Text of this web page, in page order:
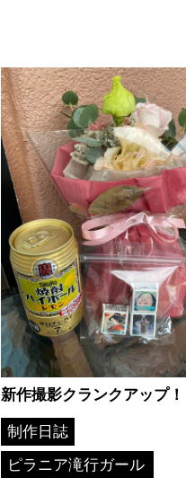
新作撮影クランクアップ！
制作日誌
ピラニア滝行ガール